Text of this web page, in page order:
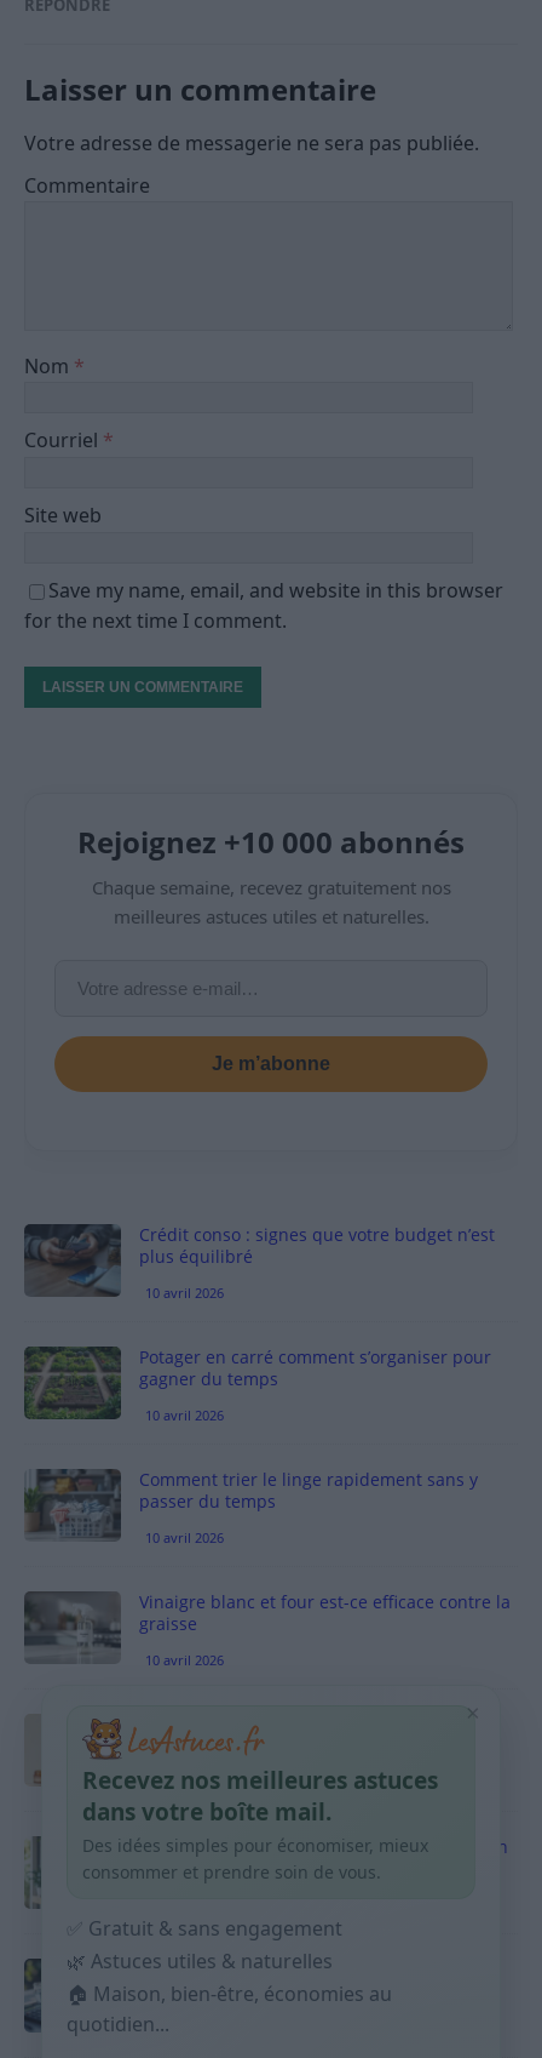
RÉPONDRE
Laisser un commentaire
Votre adresse de messagerie ne sera pas publiée.
Commentaire
Nom *
Courriel *
Site web
Save my name, email, and website in this browser
for the next time I comment.
Rejoignez +10 000 abonnés
Chaque semaine, recevez gratuitement nos
meilleures astuces utiles et naturelles.
Je m’abonne
Crédit conso : signes que votre budget n’est
plus équilibré
10 avril 2026
Potager en carré comment s’organiser pour
gagner du temps
10 avril 2026
Comment trier le linge rapidement sans y
passer du temps
10 avril 2026
Vinaigre blanc et four est-ce efficace contre la
graisse
10 avril 2026
Taches pigmentaires : routine simple +
habitudes qui aident
9 avril 2026
Produits ménagers : comment économiser en
courses sans acheter 10 sprays
Budget mensuel : méthode rapide pour
répartir son salaire dès le jour de paie
9 avril 2026
×
Recevez nos meilleures astuces
dans votre boîte mail.
Des idées simples pour économiser, mieux
consommer et prendre soin de vous.
✅ Gratuit & sans engagement
🌿 Astuces utiles & naturelles
🏠 Maison, bien-être, économies au
quotidien...